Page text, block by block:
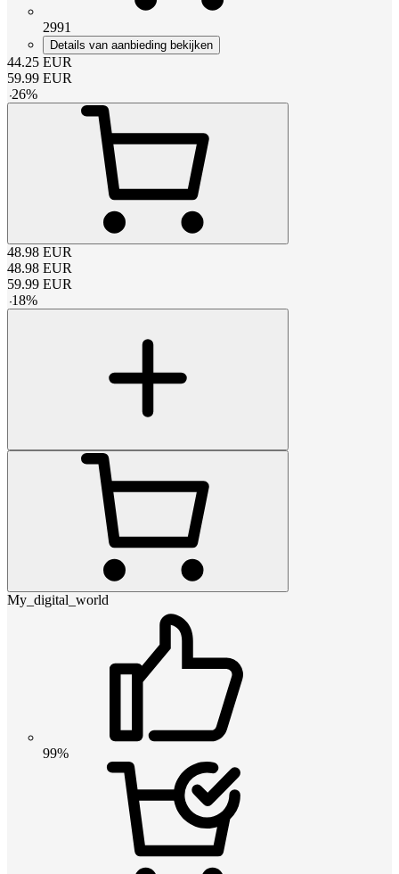
2991
Details van aanbieding bekijken
44.25 EUR
59.99 EUR
-26%
48.98 EUR
48.98 EUR
59.99 EUR
-18%
My_digital_world
99%